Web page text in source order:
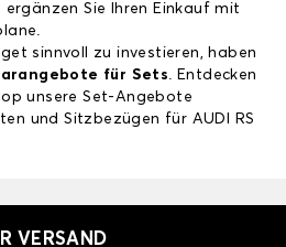
Sie Ihren Einkauf mit
.
sinnvoll zu investieren, haben
für Sets. Entdecken
unsere Set-Angebote
und Sitzbezügen für AUDI RS
VERSAND